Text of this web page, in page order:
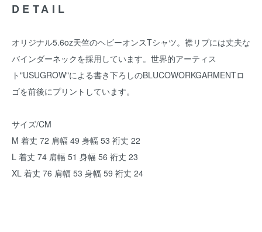
DETAIL
オリジナル5.6oz天竺のヘビーオンスTシャツ。襟リブには丈夫な
バインダーネックを採用しています。世界的アーティス
ト"USUGROW"による書き下ろしのBLUCOWORKGARMENTロ
ゴを前後にプリントしています。
サイズ/CM
M 着丈 72 肩幅 49 身幅 53 裄丈 22
L 着丈 74 肩幅 51 身幅 56 裄丈 23
XL 着丈 76 肩幅 53 身幅 59 裄丈 24